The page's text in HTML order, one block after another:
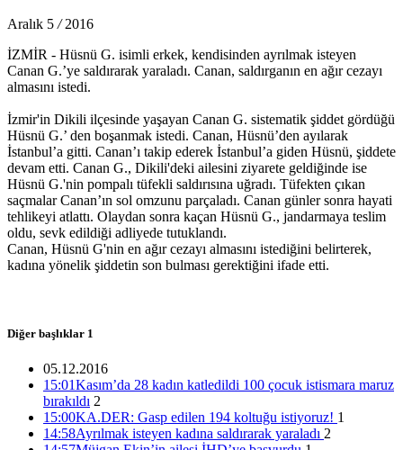
Müjgan Ekin’in ailesi İHD’ye başvurdu
14:57 05/12/2016
Mor Dayanışma’dan ‘İhtiyaç sahiplerine ulaşıyoruz’
kampanyası
11:32 05/12/2016
11:31 05/12/2016
‘Kadınların ilk başvurabilecekleri nokta olmak istiyoruz’
11:28 05/12/2016
Aralık 5 /2016
İZMİR - Hüsnü G. isimli erkek, kendisinden ayrılmak isteyen
Canan G.’ye saldırarak yaraladı. Canan, saldırganın en ağır cezayı
almasını istedi.
İzmir'in Dikili ilçesinde yaşayan Canan G. sistematik şiddet gördüğü
Hüsnü G.’ den boşanmak istedi. Canan, Hüsnü’den ayılarak
İstanbul’a gitti. Canan’ı takip ederek İstanbul’a giden Hüsnü, şiddete
devam etti. Canan G., Dikili'deki ailesini ziyarete geldiğinde ise
Hüsnü G.'nin pompalı tüfekli saldırısına uğradı. Tüfekten çıkan
saçmalar Canan’ın sol omzunu parçaladı. Canan günler sonra hayati
tehlikeyi atlattı. Olaydan sonra kaçan Hüsnü G., jandarmaya teslim
oldu, sevk edildiği adliyede tutuklandı.
Canan, Hüsnü G'nin en ağır cezayı almasını istediğini belirterek,
kadına yönelik şiddetin son bulması gerektiğini ifade etti.
Diğer başlıklar 1
05.12.2016
15:01Kasım’da 28 kadın katledildi 100 çocuk istismara maruz
bırakıldı 2
15:00KA.DER: Gasp edilen 194 koltuğu istiyoruz! 1
14:58Ayrılmak isteyen kadına saldırarak yaraladı 2